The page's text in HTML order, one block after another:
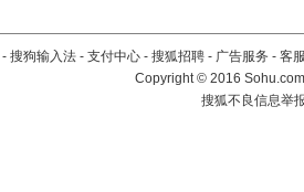
- 搜狗输入法 - 支付中心 - 搜狐招聘 - 广告服务 - 客
Copyright©2016
搜狐不良信息举